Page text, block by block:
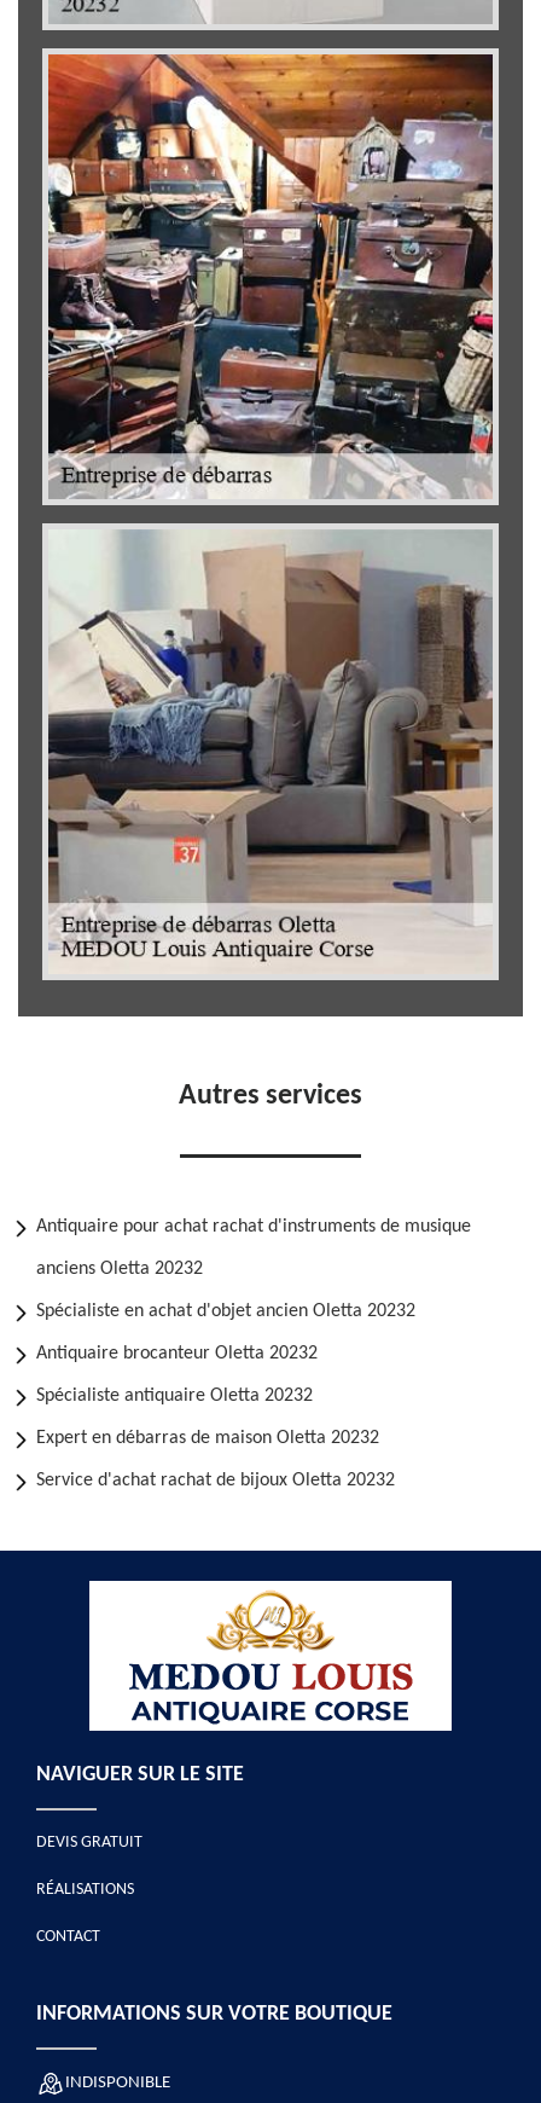
Autres services
Antiquaire pour achat rachat d'instruments de musique
anciens Oletta 20232
Spécialiste en achat d'objet ancien Oletta 20232
Antiquaire brocanteur Oletta 20232
Spécialiste antiquaire Oletta 20232
Expert en débarras de maison Oletta 20232
Service d'achat rachat de bijoux Oletta 20232
NAVIGUER SUR LE SITE
DEVIS GRATUIT
RÉALISATIONS
CONTACT
INFORMATIONS SUR VOTRE BOUTIQUE
INDISPONIBLE